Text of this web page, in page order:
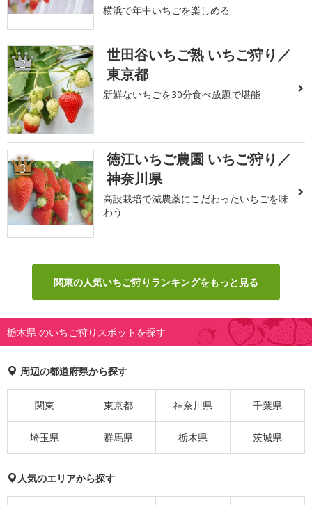
横浜で年中いちごを楽しめる
2
世田谷いちご熟 いちご狩り／
東京都
新鮮ないちごを30分食べ放題で堪能
3
徳江いちご農園 いちご狩り／
神奈川県
高設栽培で減農薬にこだわったいちごを味
わう
関東の人気いちご狩りランキングをもっと見る
栃木県 のいちご狩りスポットを探す
周辺の都道府県から探す
関東 東京都 神奈川県 千葉県
埼玉県 群馬県 栃木県 茨城県
人気のエリアから探す